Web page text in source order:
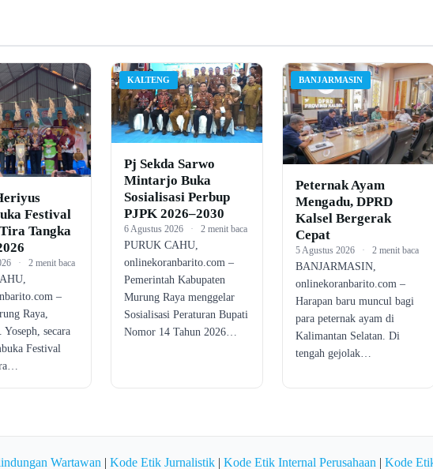
Festival
Tangka
· 2 menit baca
–
Raya,
secara
Festival
KALTENG
Pj Sekda Sarwo
Mintarjo Buka
Sosialisasi Perbup
PJPK 2026–2030
6 Agustus 2026 · 2 menit baca
PURUK CAHU,
onlinekoranbarito.com –
Pemerintah Kabupaten
Murung Raya menggelar
Sosialisasi Peraturan Bupati
Nomor 14 Tahun 2026…
BANJARMASIN
Peternak Ayam
Mengadu, DPRD
Kalsel Bergerak
Cepat
5 Agustus 2026 · 2 menit baca
BANJARMASIN,
onlinekoranbarito.com –
Harapan baru muncul bagi
para peternak ayam di
Kalimantan Selatan. Di
tengah gejolak…
Wartawan | Kode Etik Jurnalistik | Kode Etik Internal Perusahaan | Kode